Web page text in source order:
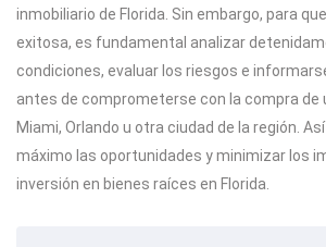
inmobiliario de Florida. Sin embargo, para
exitosa, es fundamental analizar
condiciones, evaluar los riesgos e
antes de comprometerse con la compra de
Miami, Orlando u otra ciudad de la región.
máximo las oportunidades y minimizar los
inversión en bienes raíces en Florida.